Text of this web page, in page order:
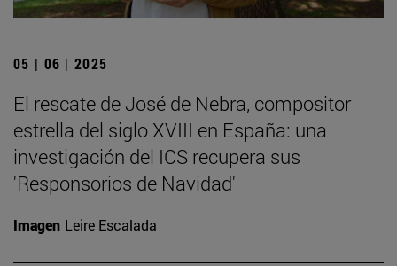
05 | 06 | 2025
El rescate de José de Nebra, compositor
estrella del siglo XVIII en España: una
investigación del ICS recupera sus
'Responsorios de Navidad'
Imagen Leire Escalada